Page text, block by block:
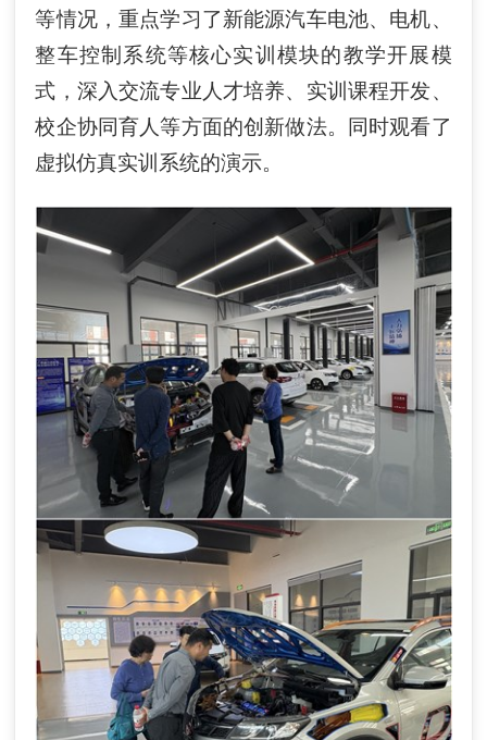
等情况，重点学习了新能源汽车电池、电机、
整车控制系统等核心实训模块的教学开展模
式，深入交流专业人才培养、实训课程开发、
校企协同育人等方面的创新做法。
同时观看了
虚拟仿真实训系统的演示。